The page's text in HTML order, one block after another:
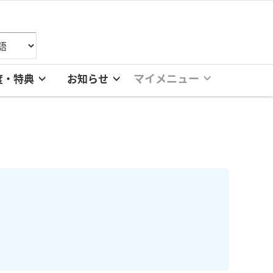
特典 お知らせ マイメニュー